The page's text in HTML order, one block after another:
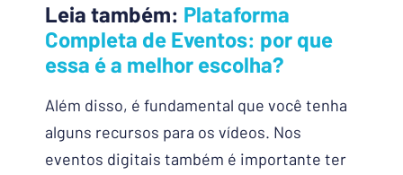
Leia também: Plataforma
Completa de Eventos: por que
essa é a melhor escolha?
Além disso, é fundamental que você tenha
alguns recursos para os vídeos. Nos
eventos digitais também é importante ter